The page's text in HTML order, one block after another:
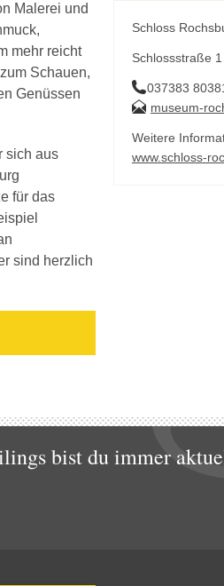
Malerei und
mehr reicht
Schauen,
Genüssen
sich aus
für das
sind herzlich
Schloss
Schlossstraße
037383
museum-
Weitere
www.schloss-
bist du immer